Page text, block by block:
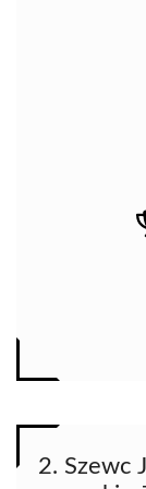
2. Szewc